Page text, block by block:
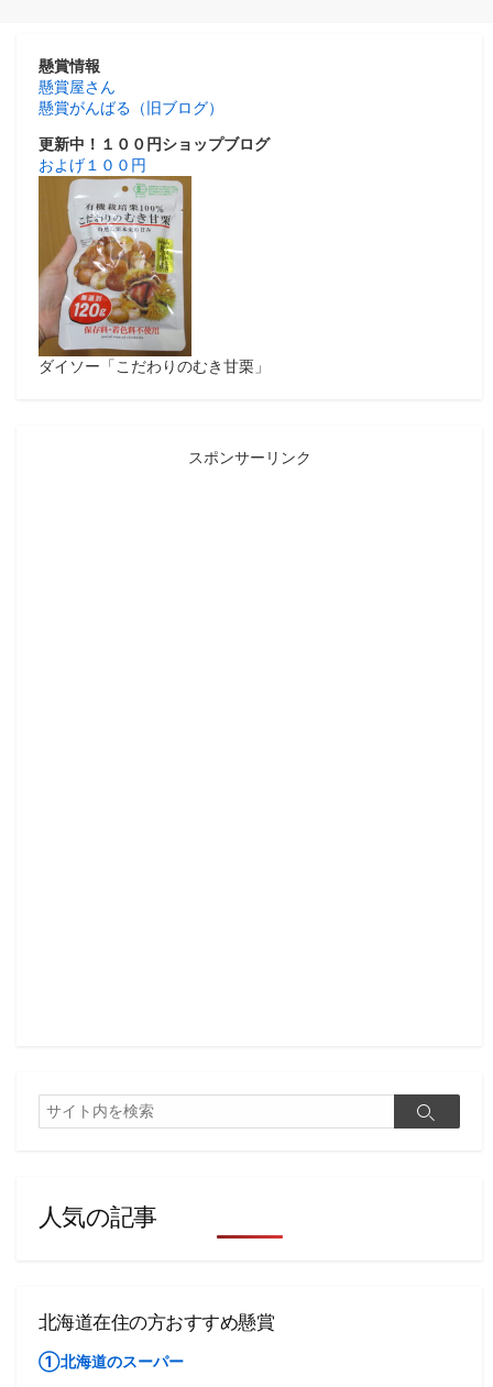
懸賞情報
懸賞屋さん
懸賞がんばる（旧ブログ）
更新中！１００円ショップブログ
およげ１００円
ダイソー「こだわりのむき甘栗」
スポンサーリンク
検
索
検
人気の記事
北海道在住の方おすすめ懸賞
①北海道のスーパー